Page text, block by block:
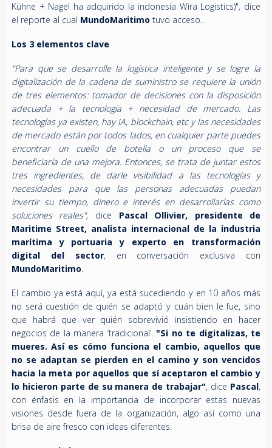
Kühne + Nagel ha adquirido la indonesia Wira Logistics)", dice
el reporte al cual MundoMaritimo tuvo acceso..
Los 3 elementos clave
"Para que se desarrolle la logística inteligente y se logre la
digitalización de la cadena de suministro se requiere la unión
de tres elementos: tomador de decisiones con la disposición
adecuada + la tecnología + necesidad de mercado. Las
tecnologías ya existen, hay IA, blockchain, etc y las necesidades
de mercado están por todos lados, en cualquier parte puedes
encontrar un cuello de botella o un proceso que se
beneficiaría de una mejora. Entonces, se trata de juntar estos
tres ingredientes, de darle visibilidad a las tecnologías y
necesidades para que las personas adecuadas puedan
invertir su tiempo, dinero e interés en desarrollarlas como
soluciones reales", dice Pascal Ollivier, presidente de
Maritime Street, analista internacional de la industria
marítima y portuaria y experto en transformación
digital del sector, en conversación exclusiva con
MundoMaritimo.
El cambio ya está aquí, ya está sucediendo y en 10 años más
no será cuestión de quién se adaptó y cuán bien le fue, sino
que habrá que ver quién sobrevivió insistiendo en hacer
negocios de la manera ‘tradicional’. "Si no te digitalizas, te
mueres. Así es cómo funciona el cambio, aquellos que
no se adaptan se pierden en el camino y son vencidos
hacia la meta por aquellos que sí aceptaron el cambio y
lo hicieron parte de su manera de trabajar", dice Pascal,
con énfasis en la importancia de incorporar estas nuevas
visiones desde fuera de la organización, algo así como una
brisa de aire fresco con ideas diferentes.